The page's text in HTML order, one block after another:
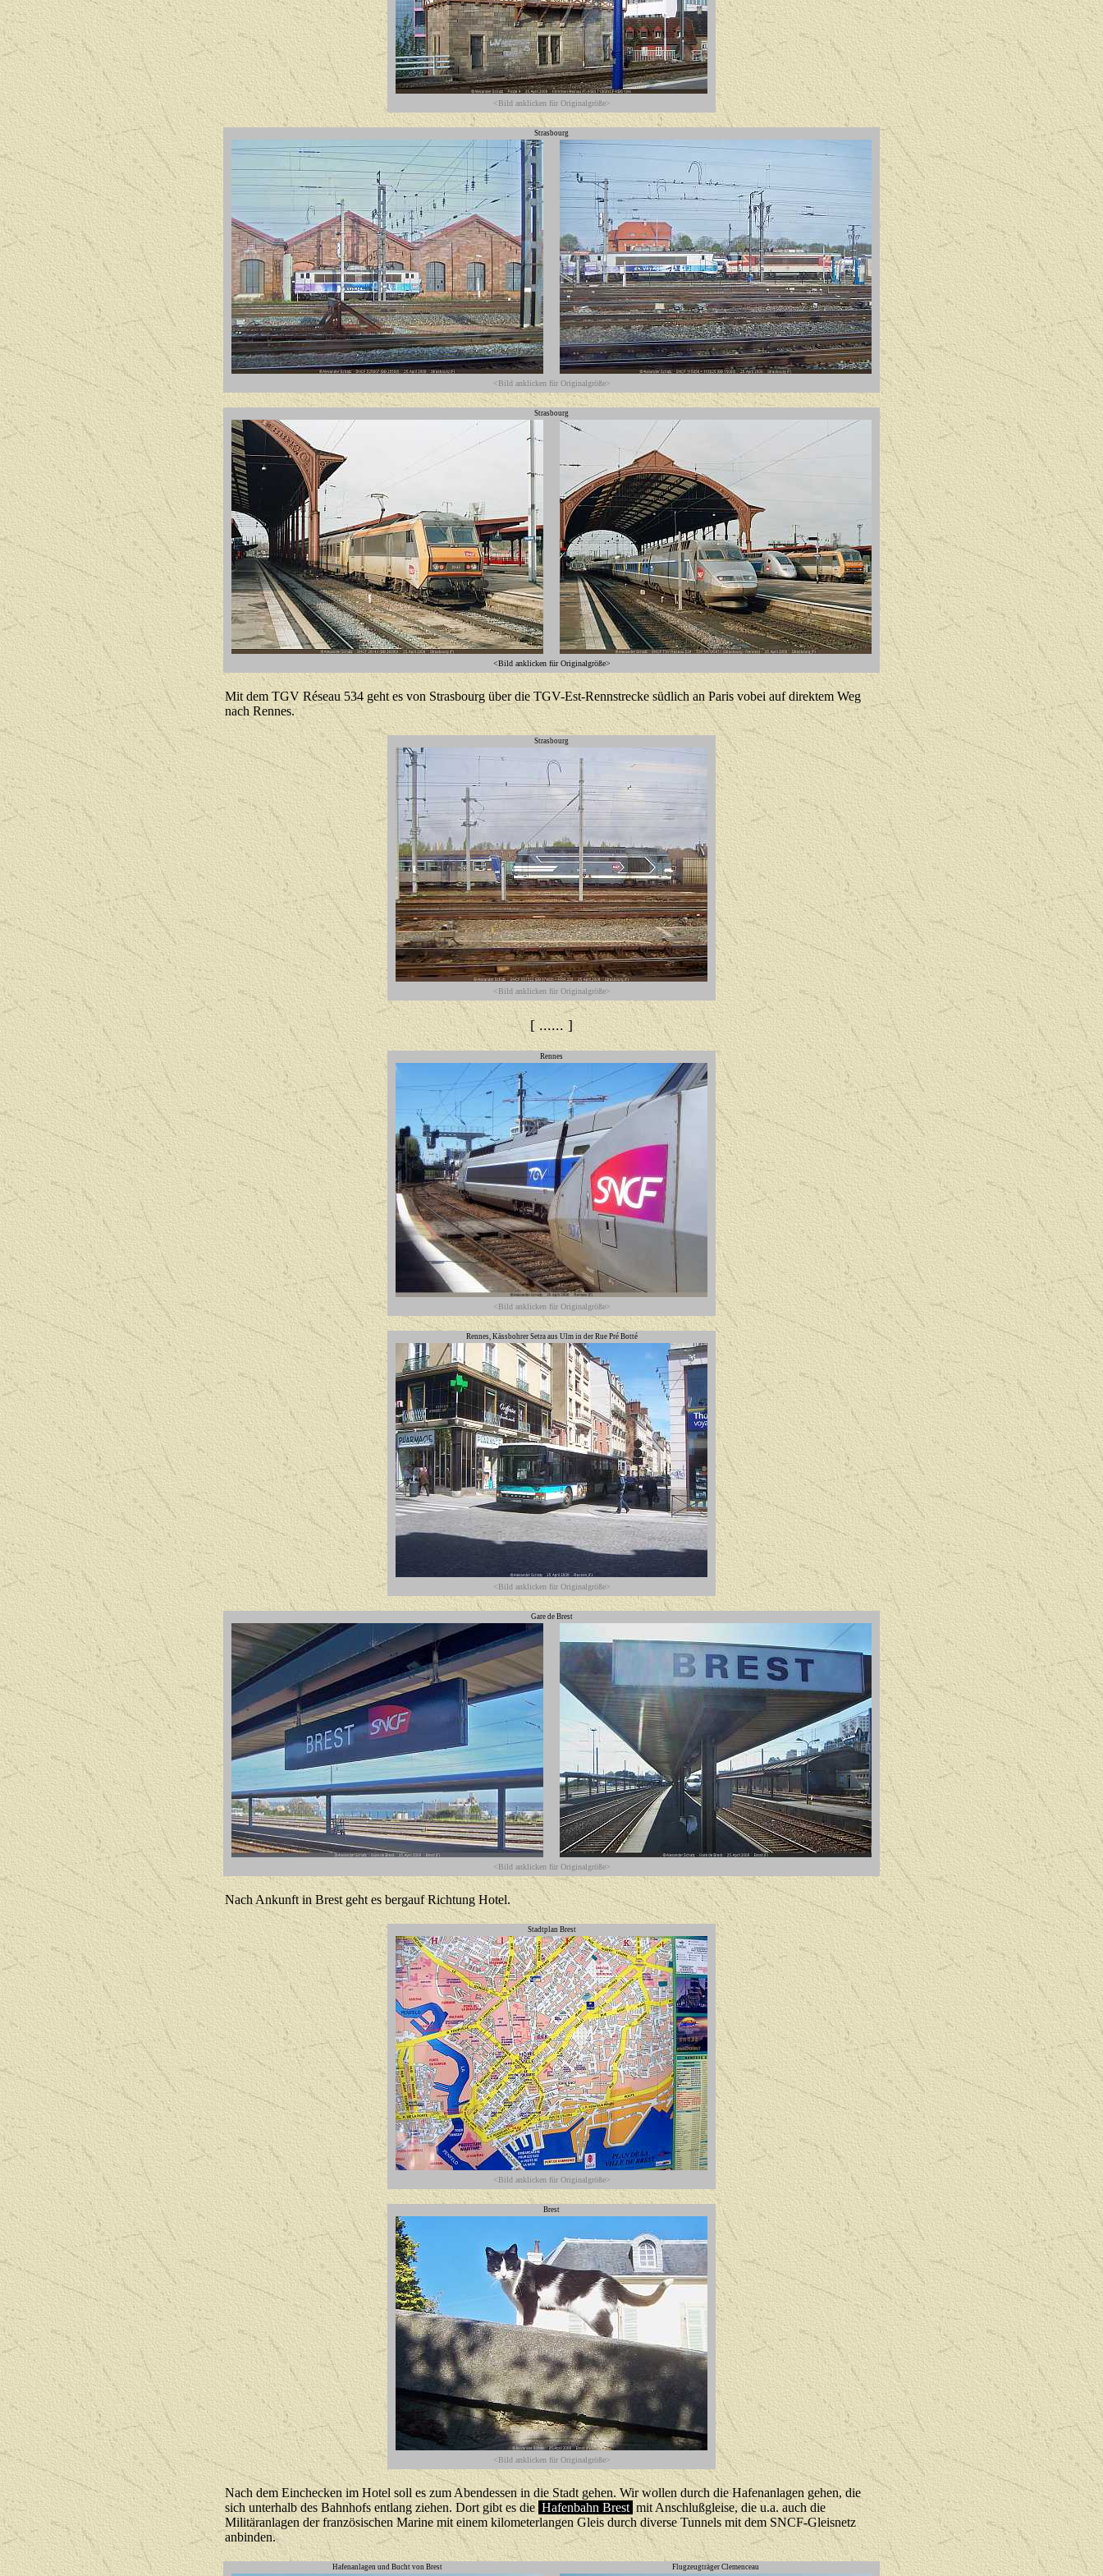
<Bild anklicken für Originalgröße>
Strasbourg
<Bild anklicken für Originalgröße>
Strasbourg
<Bild anklicken für Originalgröße>
Mit dem TGV Réseau 534 geht es von Strasbourg über die TGV-Est-Rennstrecke südlich an Paris vobei auf direktem Weg
nach Rennes.
Strasbourg
<Bild anklicken für Originalgröße>
[ ...... ]
Rennes
<Bild anklicken für Originalgröße>
Rennes, Kässbohrer Setra aus Ulm in der Rue Pré Botté
<Bild anklicken für Originalgröße>
Gare de Brest
<Bild anklicken für Originalgröße>
Nach Ankunft in Brest geht es bergauf Richtung Hotel.
Stadtplan Brest
<Bild anklicken für Originalgröße>
Brest
<Bild anklicken für Originalgröße>
Nach dem Einchecken im Hotel soll es zum Abendessen in die Stadt gehen. Wir wollen durch die Hafenanlagen gehen, die
sich unterhalb des Bahnhofs entlang ziehen. Dort gibt es die Hafenbahn Brest mit Anschlußgleise, die u.a. auch die
Militäranlagen der französischen Marine mit einem kilometerlangen Gleis durch diverse Tunnels mit dem SNCF-Gleisnetz
anbinden.
Hafenanlagen und Bucht von Brest Flugzeugträger Clemenceau